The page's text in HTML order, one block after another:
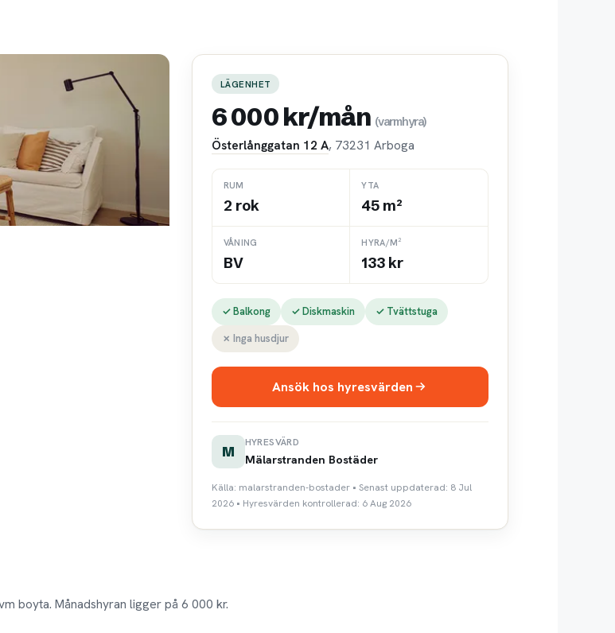
LÄGENHET
6 000 kr/mån (varmhyra)
Österlånggatan 12 A, 73231 Arboga
RUM
2 rok
YTA
45 m²
VÅNING
BV
HYRA/M²
133 kr
✓ Balkong ✓ Diskmaskin
✓ Tvättstuga
✗ Inga husdjur
Ansök hos hyresvärden
M
HYRESVÄRD
Mälarstranden Bostäder
Källa: malarstranden-bostader • Senast uppdaterad: 8 Jul
2026 • Hyresvärden kontrollerad: 6 Aug 2026
boyta. Månadshyran ligger på 6 000 kr.